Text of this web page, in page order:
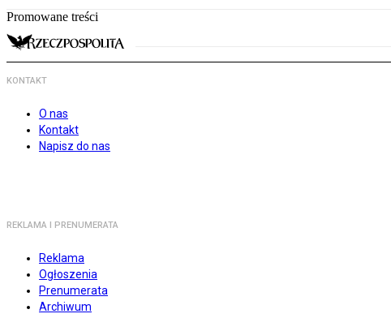
Promowane treści
KONTAKT
O nas
Kontakt
Napisz do nas
REKLAMA I PRENUMERATA
Reklama
Ogłoszenia
Prenumerata
Archiwum